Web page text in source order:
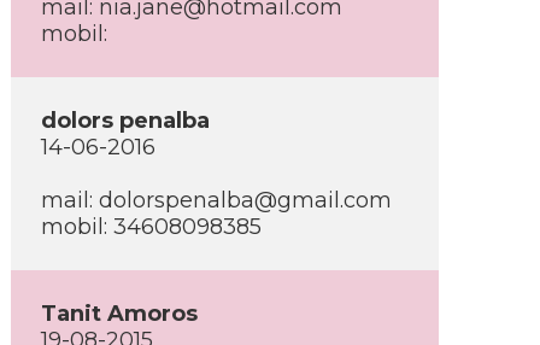
mail: nia.jane@hotmail.com
mobil:
dolors penalba
14-06-2016
mail: dolorspenalba@gmail.com
mobil: 34608098385
Tanit Amoros